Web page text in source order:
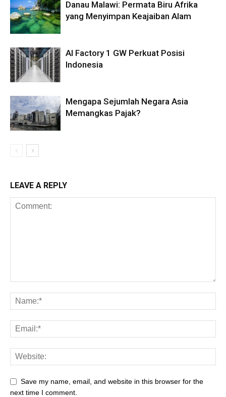
Danau Malawi: Permata Biru Afrika
yang Menyimpan Keajaiban Alam
AI Factory 1 GW Perkuat Posisi
Indonesia
Mengapa Sejumlah Negara Asia
Memangkas Pajak?
LEAVE A REPLY
Save my name, email, and website in this browser for the
next time I comment.